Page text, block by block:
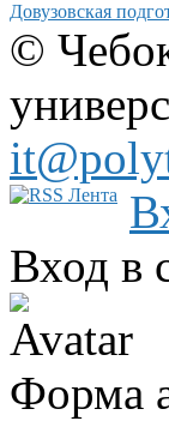
Довузовская
©
Вход в
Форма